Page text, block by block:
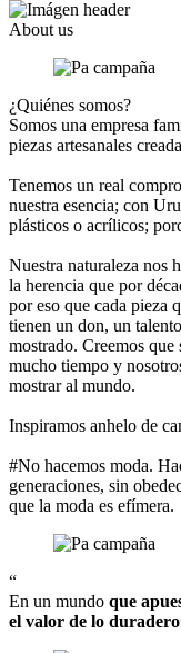
About us
¿Quiénes somos?
Somos una empresa
piezas artesanales
Tenemos un real
nuestra esencia; con
plásticos o acrílicos;
Nuestra naturaleza nos
la herencia que por
por eso que cada pieza
tienen un don, un
mostrado. Creemos
mucho tiempo y
mostrar al mundo.
Inspiramos anhelo de
#No hacemos moda.
generaciones, sin
que la moda es efímera.
“
En un mundo que
el valor de lo